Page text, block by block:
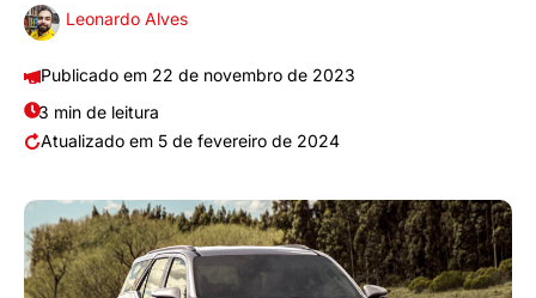
Leonardo Alves
22 de novembro de 2023
3 min de leitura
5 de fevereiro de 2024